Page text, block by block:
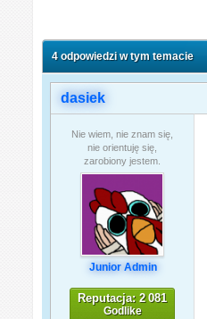
4 odpowiedzi w tym temacie
dasiek
Nie wiem, nie znam się,
nie orientuję się,
zarobiony jestem.
Junior Admin
Reputacja: 2 081
Godlike